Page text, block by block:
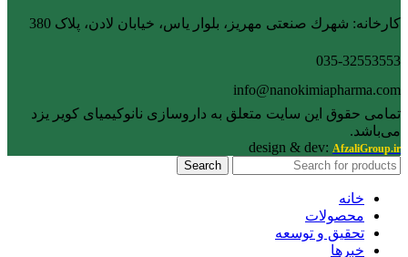
کارخانه: شهرك صنعتی مهریز، بلوار یاس، خیابان لادن، پلاک 380
035-32553553
info@nanokimiapharma.com
تمامی حقوق این سایت متعلق به داروسازی نانوکیمیای کویر یزد
می‌باشد.
design & dev: AfzaliGroup.ir
Search
خانه
محصولات
تحقیق و توسعه
خبرها